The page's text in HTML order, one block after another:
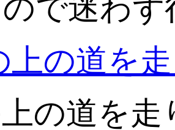
で迷わ
の道を走